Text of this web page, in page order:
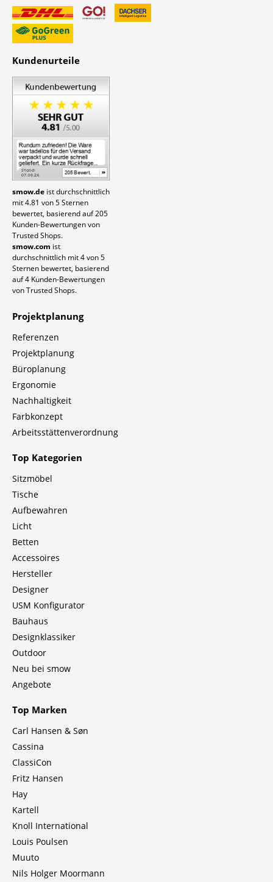
Kundenurteile
smow.de ist durchschnittlich
mit4.81 von5Sternen
bewertet, basierend auf205
Kunden-Bewertungen von
Trusted Shops.
smow.com ist
durchschnittlich mit4von 5
Sternen bewertet, basierend
auf4 Kunden-Bewertungen
von Trusted Shops.
Projektplanung
Referenzen
Projektplanung
Büroplanung
Ergonomie
Nachhaltigkeit
Farbkonzept
Arbeitsstättenverordnung
Top Kategorien
Sitzmöbel
Tische
Aufbewahren
Licht
Betten
Accessoires
Hersteller
Designer
USM Konfigurator
Bauhaus
Designklassiker
Outdoor
Neu bei smow
Angebote
Top Marken
Carl Hansen & Søn
Cassina
ClassiCon
Fritz Hansen
Hay
Kartell
Knoll International
Louis Poulsen
Muuto
Nils Holger Moormann